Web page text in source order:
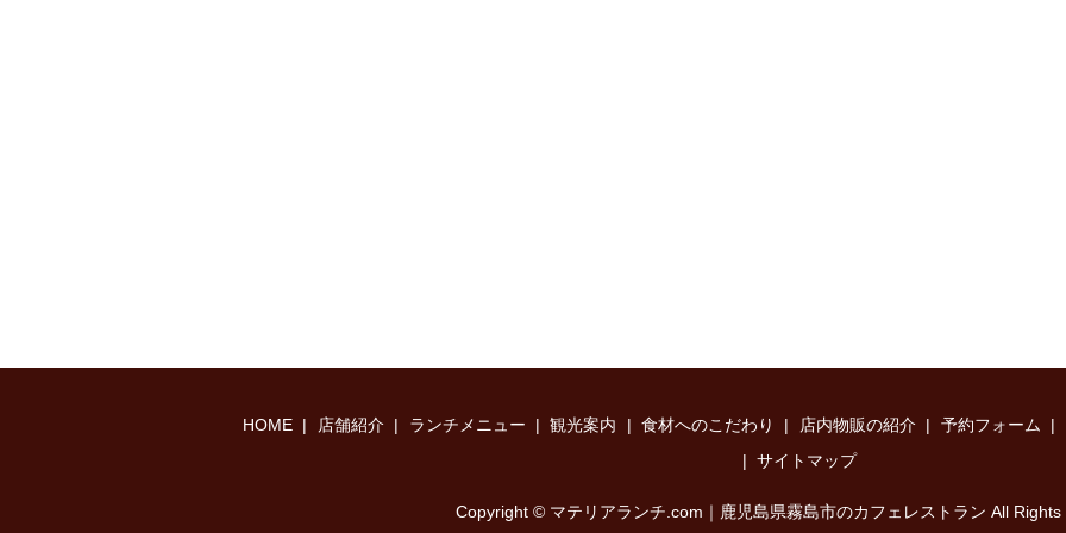
HOME 店舗紹介 ランチメニュー 観光案内 食材へのこだわり 店内物販の紹介 予約フォーム
サイトマップ
Copyright © マテリアランチ.com｜鹿児島県霧島市のカフェレストラン All